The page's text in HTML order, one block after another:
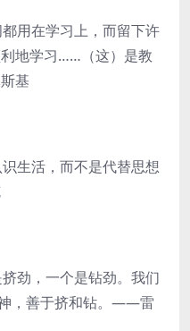
用在学习上，而留下许
地学习……（这）是教
基
生活，而不是代替思想
劲，一个是钻劲。我们
，善于挤和钻。——雷